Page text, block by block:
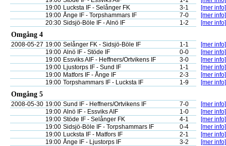
19:00 Lucksta IF - Selånger FK 3-1
[mer info]
19:00 Ånge IF - Torpshammars IF 7-0
[mer info]
20:30 Sidsjö-Böle IF - Alnö IF 1-2 [mer info]
Omgång 4
2008-05-27 19:00 Selånger FK - Sidsjö-Böle IF 1-1
[mer info]
19:00 Alnö IF - Stöde IF 0-0
[mer info]
19:00 Essviks AIF - Heffners/Ortvikens IF 3-0
[mer info]
19:00 Ljustorps IF - Sund IF 1-1
[mer info]
19:00 Matfors IF - Ånge IF 2-3
[mer info]
19:00 Torpshammars IF - Lucksta IF 1-9 [mer info]
Omgång 5
2008-05-30 19:00 Sund IF - Heffners/Ortvikens IF 7-0
[mer info]
19:00 Alnö IF - Essviks AIF 1-0
[mer info]
19:00 Stöde IF - Selånger FK 4-1
[mer info]
19:00 Sidsjö-Böle IF - Torpshammars IF 0-4
[mer info]
19:00 Lucksta IF - Matfors IF 2-1
[mer info]
19:00 Ånge IF - Ljustorps IF 3-2 [mer info]